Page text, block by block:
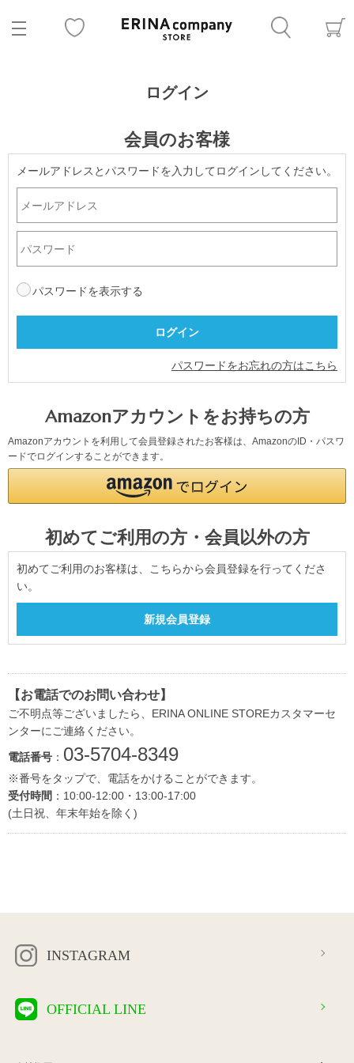
ログイン
会員のお客様
メールアドレスとパスワードを入力してログインしてください。
パスワードを表示する
パスワードをお忘れの方はこちら
Amazonアカウントをお持ちの方
Amazonアカウントを利用して会員登録されたお客様は、AmazonのID・パスワ
ードでログインすることができます。
初めてご利用の方・会員以外の方
初めてご利用のお客様は、こちらから会員登録を行ってくださ
い。
【お電話でのお問い合わせ】
ご不明点等ございましたら、ERINA ONLINE STOREカスタマーセ
ンターにご連絡ください。
電話番号 ： 03-5704-8349
※番号をタップで、電話をかけることができます。
受付時間 ：10:00-12:00・13:00-17:00
(土日祝、年末年始を除く)
INSTAGRAM
OFFICIAL LINE